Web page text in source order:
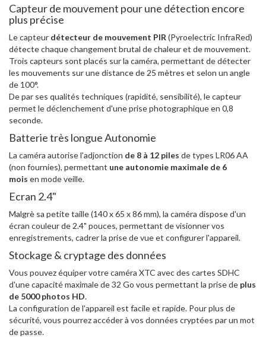
Capteur de mouvement pour une détection encore
plus précise
Le capteur détecteur de mouvement PIR (Pyroelectric InfraRed)
détecte chaque changement brutal de chaleur et de mouvement.
Trois capteurs sont placés sur la caméra, permettant de détecter
les mouvements sur une distance de 25 mètres et selon un angle
de 100°.
De par ses qualités techniques (rapidité, sensibilité), le capteur
permet le déclenchement d'une prise photographique en 0,8
seconde.
Batterie très longue Autonomie
La caméra autorise l'adjonction de 8 à 12 piles de types LR06 AA
(non fournies), permettant une autonomie maximale de 6
mois en mode veille.
Ecran 2.4"
Malgrè sa petite taille (140 x 65 x 86 mm), la caméra dispose d'un
écran couleur de 2.4" pouces, permettant de visionner vos
enregistrements, cadrer la prise de vue et configurer l'appareil.
Stockage & cryptage des données
Vous pouvez équiper votre caméra XTC avec des cartes SDHC
d'une capacité maximale de 32 Go vous permettant la prise de plus
de 5000 photos HD.
La configuration de l'appareil est facile et rapide. Pour plus de
sécurité, vous pourrez accéder à vos données cryptées par un mot
de passe.